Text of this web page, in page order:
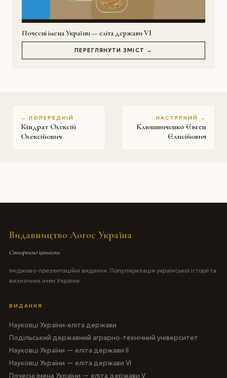
Почесні імена України — еліта держави VI
ПЕРЕГЛЯНУТИ ЗМІСТ →
← ПОПЕРЕДНІЙ
Кіндрат Олексій
Олексійович
НАСТУПНИЙ →
Клюшниченко Євген
Єлисійович
Видавництво Логос Україна
Створюємо цінність
Іміджево-презентаційні видання. Популяризація української історії та
визначних імен України.
ВИДАННЯ
Науковці України-еліта держави
Подільський державний аграрно-технічний університет
Науковці України — еліта держави II
Науковці України — еліта держави VI
Почесні імена України — еліта держави V